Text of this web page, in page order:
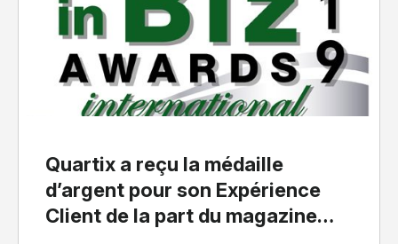
Quartix a reçu la médaille
d’argent pour son Expérience
Client de la part du magazine